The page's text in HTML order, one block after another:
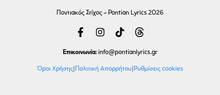
Ποντιακός Στίχος - Pontian Lyrics 2026
Επικοινωνία: info@pontianlyrics.gr
Όροι Χρήσης| Πολιτική Απορρήτου| Ρυθμίσεις cookies